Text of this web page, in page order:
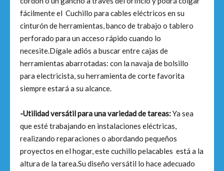
fácilmente el Cuchillo para cables eléctricos en su
cinturón de herramientas, banco de trabajo o tablero
perforado para un acceso rápido cuando lo
necesite.Dígale adiós a buscar entre cajas de
herramientas abarrotadas: con la navaja de bolsillo
para electricista, su herramienta de corte favorita
siempre estará a su alcance.
-Utilidad versátil para una variedad de tareas:Ya sea
que esté trabajando en instalaciones eléctricas,
realizando reparaciones o abordando pequeños
proyectos en el hogar, este cuchillo pelacables está a la
altura de la tarea.Su diseño versátil lo hace adecuado